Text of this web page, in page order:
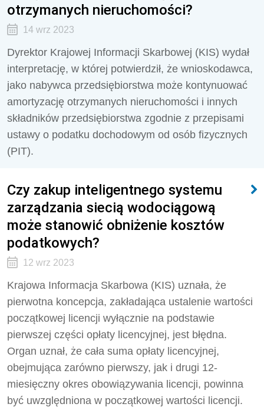
otrzymanych nieruchomości?
14 wrz 2023
Dyrektor Krajowej Informacji Skarbowej (KIS) wydał
interpretację, w której potwierdził, że wnioskodawca,
jako nabywca przedsiębiorstwa może kontynuować
amortyzację otrzymanych nieruchomości i innych
składników przedsiębiorstwa zgodnie z przepisami
ustawy o podatku dochodowym od osób fizycznych
(PIT).
Czy zakup inteligentnego systemu
zarządzania siecią wodociągową
może stanowić obniżenie kosztów
podatkowych?
12 wrz 2023
Krajowa Informacja Skarbowa (KIS) uznała, że
pierwotna koncepcja, zakładająca ustalenie wartości
początkowej licencji wyłącznie na podstawie
pierwszej części opłaty licencyjnej, jest błędna.
Organ uznał, że cała suma opłaty licencyjnej,
obejmująca zarówno pierwszy, jak i drugi 12-
miesięczny okres obowiązywania licencji, powinna
być uwzględniona w początkowej wartości licencji.